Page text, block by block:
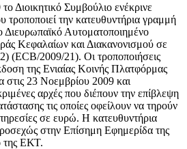
Διοικητικό Συμβούλιο ενέκρινε
τροποποιεί την κατευθυντήρια γραμμή
Αυτοματοποιημένο
Κεφαλαίων και Διακανονισμού σε
(ECB/2009/21). Οι τροποποιήσεις
της Ενιαίας Κοινής Πλατφόρμας
στις 23 Νοεμβρίου 2009 και
αρχές που διέπουν την επίβλεψη
τις οποίες οφείλουν να τηρούν
σε ευρώ. Η κατευθυντήρια
στην Επίσημη Εφημερίδα της
της ΕΚΤ.